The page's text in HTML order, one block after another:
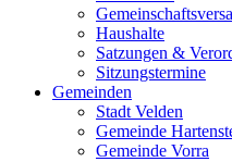
Haushalte
Satzungen &
Sitzungstermine
Gemeinden
Stadt Velden
Gemeinde
Gemeinde Vorra